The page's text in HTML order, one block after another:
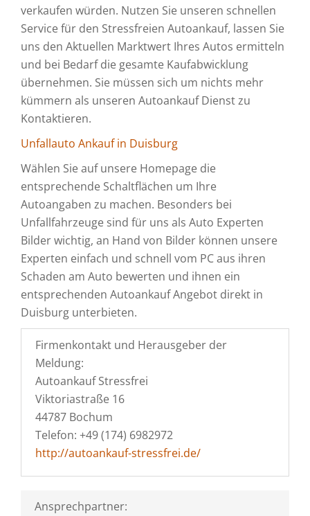
verkaufen würden. Nutzen Sie unseren schnellen
Service für den Stressfreien Autoankauf, lassen Sie
uns den Aktuellen Marktwert Ihres Autos ermitteln
und bei Bedarf die gesamte Kaufabwicklung
übernehmen. Sie müssen sich um nichts mehr
kümmern als unseren Autoankauf Dienst zu
Kontaktieren.
Unfallauto Ankauf in Duisburg
Wählen Sie auf unsere Homepage die
entsprechende Schaltflächen um Ihre
Autoangaben zu machen. Besonders bei
Unfallfahrzeuge sind für uns als Auto Experten
Bilder wichtig, an Hand von Bilder können unsere
Experten einfach und schnell vom PC aus ihren
Schaden am Auto bewerten und ihnen ein
entsprechenden Autoankauf Angebot direkt in
Duisburg unterbieten.
Firmenkontakt und Herausgeber der
Meldung:
Autoankauf Stressfrei
Viktoriastraße 16
44787 Bochum
Telefon: +49 (174) 6982972
http://autoankauf-stressfrei.de/
Ansprechpartner: